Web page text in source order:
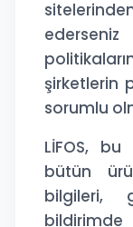
şirketlerin
sorumlu
LİFOS,
bütün
bilgileri,